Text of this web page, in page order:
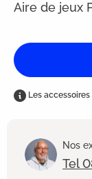
Aire de jeux
Les
Nos
Tel